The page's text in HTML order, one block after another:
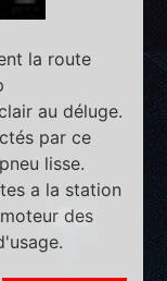
la route
au déluge.
par ce
lisse.
a la station
des